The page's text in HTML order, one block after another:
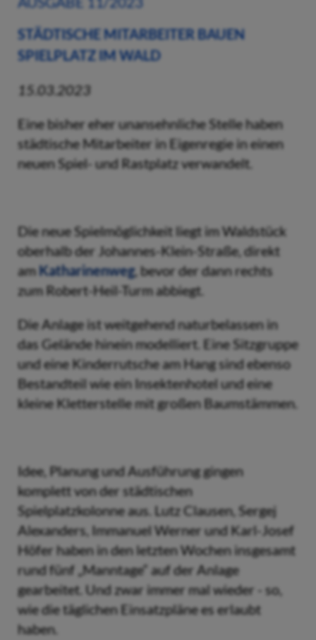
STÄDTISCHE MITARBEITER BAUEN
SPIELPLATZ IM WALD
15.03.2023
Eine bisher eher unansehnliche Stelle haben
städtische Mitarbeiter in Eigenregie in einen
neuen Spiel- und Rastplatz verwandelt.
Die neue Spielmöglichkeit liegt im Waldstück
oberhalb der Johannes-Klein-Straße, direkt
amKatharinenweg, bevor der dann rechts
zum Robert-Heil-Turm abbiegt.
Die Anlage ist weitgehend naturbelassen in
das Gelände hinein modelliert. Eine Sitzgruppe
und eine Kinderrutsche am Hang sind ebenso
Bestandteil wie ein Insektenhotel und eine
kleine Kletterstelle mit großen Baumstämmen.
Idee, Planung und Ausführung gingen
komplett von der städtischen
Spielplatzkolonne aus. Lutz Clausen, Sergej
Alexanders, Immanuel Werner und Karl-Josef
Höfer haben in den letzten Wochen insgesamt
rund fünf „Manntage“ auf der Anlage
gearbeitet. Und zwar immer mal wieder - so,
wie die täglichen Einsatzpläne es erlaubt
haben.